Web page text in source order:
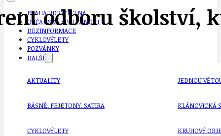
PRAHA UDRŽITELNÁ
OBČANSKÁ SPOLEČNOST
DEZINFORMACE
CYKLOVÝLETY
POZVÁNKY
DALŠÍ
AKTUALITY
BÁSNĚ. FEJETONY. SATIRA
CYKLOVÝLETY
JEDNOU
KLÁNOVICKÁ
KRUHOVÝ
odboru školství,